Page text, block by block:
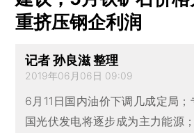
重挤压钢企利润
记者 孙良滋 整理
2019年06月06日 09:09
6月11日国内油价下调几成定局
国光伏发电将逐步成为主力能源